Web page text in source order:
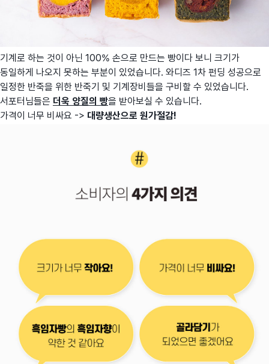
기계로 하는 것이 아닌 100% 손으로 만드는 빵이다 보니 크기가
동일하게 나오지 못하는 부분이 있었습니다. 와디즈 1차 펀딩 성공으로
일정한 반죽을 위한 반죽기 및 기계장비들을 구비할 수 있었습니다.
서포터님들은 더욱 양질의 빵을 받아보실 수 있습니다.
가격이 너무 비싸요 -> 대량생산으로 원가절감!